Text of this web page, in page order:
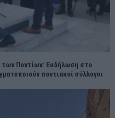
των Ποντίων: Εκδήλωση στο
ποντιακοί σύλλογοι